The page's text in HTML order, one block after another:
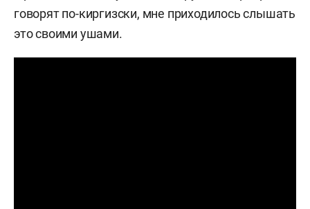
говорят по-киргизски, мне приходилось слышать
это своими ушами.